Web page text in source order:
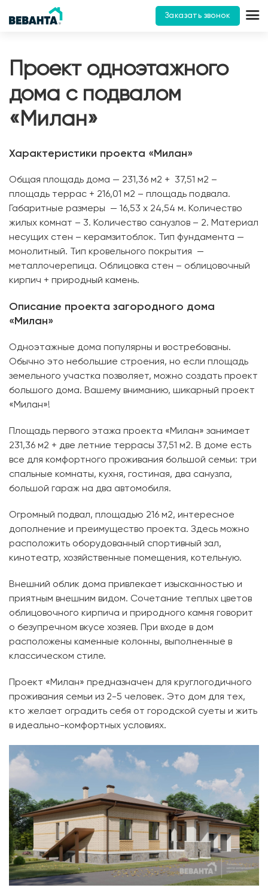
Заказать звонок
Проект одноэтажного
дома с подвалом
«Милан»
Характеристики проекта «Милан»
Общая площадь дома — 231,36 м2 + 37,51 м2 –
площадь террас + 216,01 м2 – площадь подвала.
Габаритные размеры — 16,53 х 24,54 м. Количество
жилых комнат – 3. Количество санузлов – 2. Материал
несущих стен – керамзитоблок. Тип фундамента —
монолитный. Тип кровельного покрытия —
металлочерепица. Облицовка стен – облицовочный
кирпич + природный камень.
Описание проекта загородного дома
«Милан»
Одноэтажные дома популярны и востребованы.
Обычно это небольшие строения, но если площадь
земельного участка позволяет, можно создать проект
большого дома. Вашему вниманию, шикарный проект
«Милан»!
Площадь первого этажа проекта «Милан» занимает
231,36 м2 + две летние террасы 37,51 м2. В доме есть
все для комфортного проживания большой семьи: три
спальные комнаты, кухня, гостиная, два санузла,
большой гараж на два автомобиля.
Огромный подвал, площадью 216 м2, интересное
дополнение и преимущество проекта. Здесь можно
расположить оборудованный спортивный зал,
кинотеатр, хозяйственные помещения, котельную.
Внешний облик дома привлекает изысканностью и
приятным внешним видом. Сочетание теплых цветов
облицовочного кирпича и природного камня говорит
о безупречном вкусе хозяев. При входе в дом
расположены каменные колонны, выполненные в
классическом стиле.
Проект «Милан» предназначен для круглогодичного
проживания семьи из 2-5 человек. Это дом для тех,
кто желает оградить себя от городской суеты и жить
в идеально-комфортных условиях.